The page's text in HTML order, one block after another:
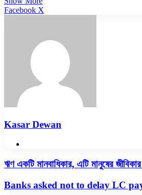
Facebook X
Kasar Dewan
ঋণ
মানবাধিকার,
এটি
ঋণ একটি মানবাধিকার, এটি মানুষের জীবিকার
Banks
Banks asked not to delay LC